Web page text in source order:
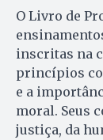
O Livro de
inscritas na
princípios
e a
moral. Seus
justiça, da